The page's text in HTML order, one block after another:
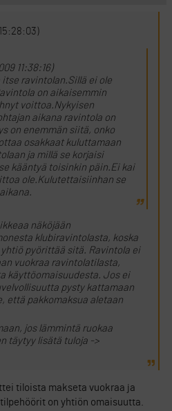
11:38:16)
ravintolan.Sillä ei ole
on aikaisemmin
voittoa.Nykyisen
aikana ravintola on
on enemmän siitä, onko
osakkaat kuluttamaan
ja millä se korjaisi
kääntyä toisinkin päin.Ei kai
ole.Kulutettaisiinhan se
näköjään
klubiravintolasta, koska
pyörittää sitä. Ravintola ei
vuokraa ravintolatilasta,
käyttöomaisuudesta. Jos ei
pysty kattamaan
että pakkomaksua aletaan
jos lämmintä ruokaa
täytyy lisätä tuloja ->
tiloista makseta vuokraa ja
on yhtiön omaisuutta.